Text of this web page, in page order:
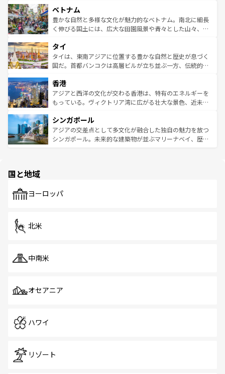
参照してほしい。
容にもいいと評判のスイーツなど、バラエティ豊かな料理
が味わえる。 なお、新着の台湾情報は コンテンツ一覧を参
照してほしい。
き、地方に足を延ばせば四季折々の自然美を楽しむことが
できる。そして、キムチや焼肉、絶品のストリートフード
まで、さまざまな韓国料理が待っている。夜には、韓国な
リティに包まれながら、韓国の多彩な魅力を心ゆくまで味
わってみてほしい。 なお、新着の韓国情報はコンテンツ一
覧を参照してほしい。
ベトナム
豊かな自然と多様な文化が魅力的なベトナム。南北に細長
く伸びる国土には、広大な田園風景や青々とした山々、世
急速な発展と共に伝統が息づく。ハノイの古い町並みやホ
ーチミン市のフランス統治時代の建物も、独特の雰囲気を
醸し出している。また、バラエティの豊かさとおいしさで
とつ。フォーやバインミー、ベトナムコーヒーなどは、ぜ
ひ現地で味わいたい。どの地域を訪れてもあたたかい人々
が旅行者を迎えてくれるので、きっと忘れられない旅にな
参照してほしい。
タイ
タイは、東南アジアに位置する豊かな自然と歴史が息づく
国だ。首都バンコクは高層ビルが立ち並ぶ一方、伝統的な
の活気が交差している。北部ではチェンマイなどの山岳地
帯で自然と触れ合い、南部ではプーケットやクラビの美し
いビーチでリゾート気分を楽しむことができる。タイ料理
激する。気候は一年中温暖で、どの季節にも異なる楽しみ
が待っている。親しみやすいタイの人々、仏教を中心とし
た文化、そして多様な観光資源が、訪れる旅人を魅了し続
香港
アジアと西洋の文化が交わる香港は、特有のエネルギーを
もっている。ヴィクトリア湾に広がる壮大な景色、近未来
み、どこを訪れても感動するはず。観光スポットが密集し
ており、効率よく見どころを回れるのも魅力。息をのむよ
うな絶景から文化的な体験まで、香港を存分に楽しみ尽く
シンガポール
アジアの交差点として多文化が融合した独自の魅力を放つ
シンガポール。未来的な建築物が並ぶマリーナベイ、歴史
で、ホーカーズは地元の風情を楽しめる外せないスポット
国と地域
ヨーロッパ
北米
中南米
オセアニア
ハワイ
リゾート